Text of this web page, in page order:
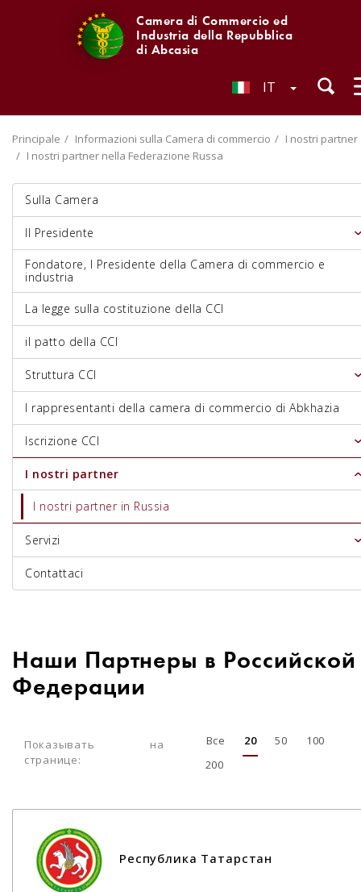
Camera di Commercio ed
Industria della Repubblica
di Abcasia
IT
Principale Informazioni sulla Camera di commercio
I nostri partner
I nostri partner nella Federazione Russa
Sulla Camera
Il Presidente
Fondatore, I Presidente della Camera di commercio e
industria
La legge sulla costituzione della CCI
il patto della CCI
Struttura CCI
I rappresentanti della camera di commercio di Abkhazia
Iscrizione CCI
I nostri partner
I nostri partner in Russia
Servizi
Contattaci
Наши Партнеры в Российской
Федерации
Показывать на
странице:
Все 20 50
100
200
Республика Татарстан